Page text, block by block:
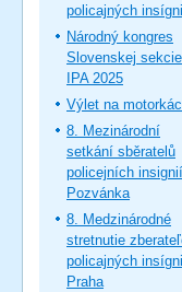
policajných
Národný kongres
Slovenskej sekcie
IPA 2025
Výlet na
8. Mezinárodní
setkání sběratelů
policejních
Pozvánka
8. Medzinárodné
stretnutie
policajných
Praha